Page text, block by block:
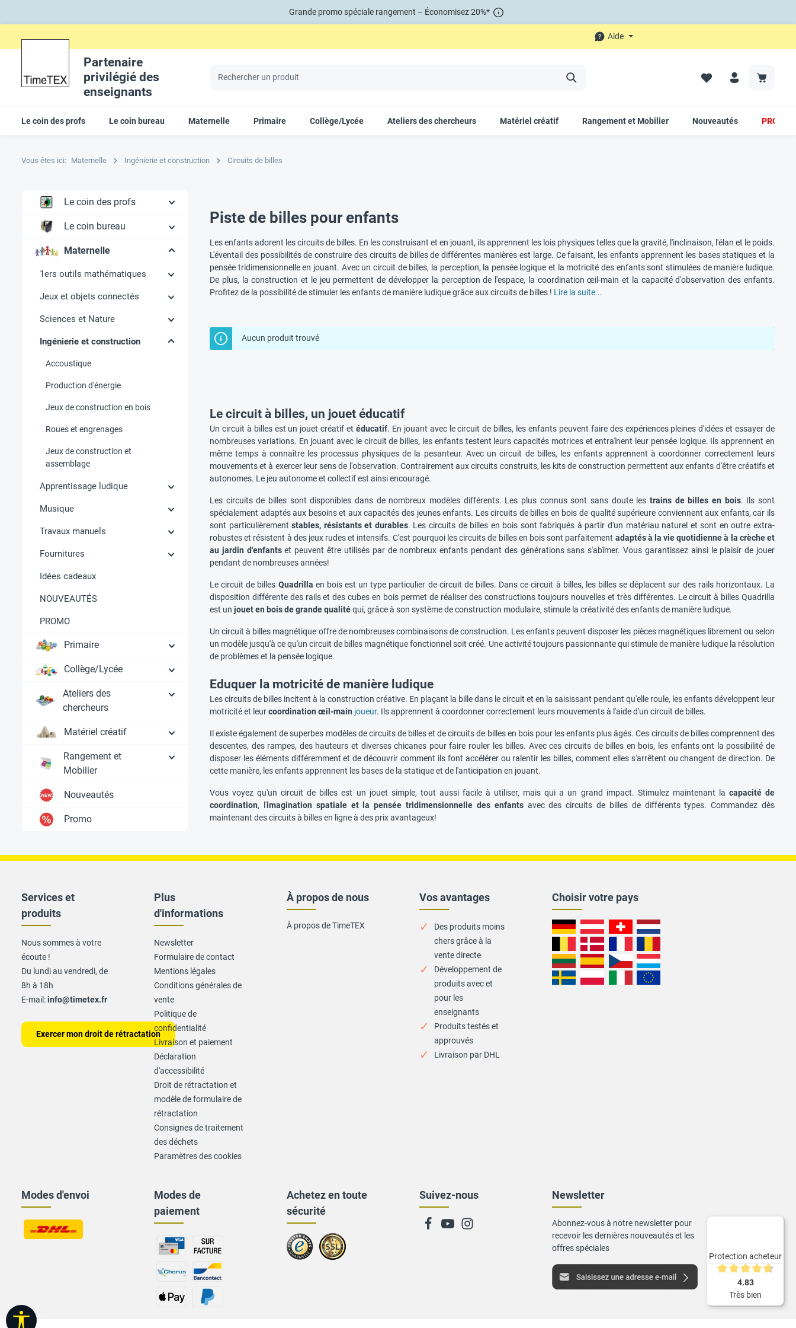
Grande promo spéciale rangement – Économisez 20%*
Aide
Partenaire
privilégié des
enseignants
Le coin des profs Le coin bureau Maternelle Primaire Collège/Lycée Ateliers des chercheurs Matériel créatif Rangement et Mobilier Nouveautés PROMO
Vous êtes ici: Maternelle Ingénierie et construction Circuits de billes
Le coin des profs
Le coin bureau
Maternelle
1ers outils mathématiques
Jeux et objets connectés
Sciences et Nature
Ingénierie et construction
Accoustique
Production d'énergie
Jeux de construction en bois
Roues et engrenages
Jeux de construction et
assemblage
Apprentissage ludique
Musique
Travaux manuels
Fournitures
Idées cadeaux
NOUVEAUTÉS
PROMO
Primaire
Collège/Lycée
Ateliers des
chercheurs
Matériel créatif
Rangement et
Mobilier
Nouveautés
Promo
Piste de billes pour enfants
Les enfants adorent les circuits de billes. En les construisant et en jouant, ils apprennent les lois physiques telles que la gravité, l'inclinaison, l'élan et le poids.
L'éventail des possibilités de construire des circuits de billes de différentes manières est large. Ce faisant, les enfants apprennent les bases statiques et la
pensée tridimensionnelle en jouant. Avec un circuit de billes, la perception, la pensée logique et la motricité des enfants sont stimulées de manière ludique.
De plus, la construction et le jeu permettent de développer la perception de l'espace, la coordination œil-main et la capacité d'observation des enfants.
Profitez de la possibilité de stimuler les enfants de manière ludique grâce aux circuits de billes ! Lire la suite...
Aucun produit trouvé
Le circuit à billes, un jouet éducatif
Un circuit à billes est un jouet créatif et éducatif. En jouant avec le circuit de billes, les enfants peuvent faire des expériences pleines d'idées et essayer de
nombreuses variations. En jouant avec le circuit de billes, les enfants testent leurs capacités motrices et entraînent leur pensée logique. Ils apprennent en
même temps à connaître les processus physiques de la pesanteur. Avec un circuit de billes, les enfants apprennent à coordonner correctement leurs
mouvements et à exercer leur sens de l'observation. Contrairement aux circuits construits, les kits de construction permettent aux enfants d'être créatifs et
autonomes. Le jeu autonome et collectif est ainsi encouragé.
Les circuits de billes sont disponibles dans de nombreux modèles différents. Les plus connus sont sans doute les trains de billes en bois. Ils sont
spécialement adaptés aux besoins et aux capacités des jeunes enfants. Les circuits de billes en bois de qualité supérieure conviennent aux enfants, car ils
sont particulièrementstables, résistants et durables. Les circuits de billes en bois sont fabriqués à partir d'un matériau naturel et sont en outre extra-
robustes et résistent à des jeux rudes et intensifs. C'est pourquoi les circuits de billes en bois sont parfaitement adaptés à la vie quotidienne à la crèche et
au jardin d'enfantset peuvent être utilisés par de nombreux enfants pendant des générations sans s'abîmer. Vous garantissez ainsi le plaisir de jouer
pendant de nombreuses années!
Le circuit de billes Quadrilla en bois est un type particulier de circuit de billes. Dans ce circuit à billes, les billes se déplacent sur des rails horizontaux. La
disposition différente des rails et des cubes en bois permet de réaliser des constructions toujours nouvelles et très différentes. Le circuit à billes Quadrilla
est un jouet en bois de grande qualitéqui, grâce à son système de construction modulaire, stimule la créativité des enfants de manière ludique.
Un circuit à billes magnétique offre de nombreuses combinaisons de construction. Les enfants peuvent disposer les pièces magnétiques librement ou selon
un modèle jusqu'à ce qu'un circuit de billes magnétique fonctionnel soit créé. Une activité toujours passionnante qui stimule de manière ludique la résolution
de problèmes et la pensée logique.
Eduquer la motricité de manière ludique
Les circuits de billes incitent à la construction créative. En plaçant la bille dans le circuit et en la saisissant pendant qu'elle roule, les enfants développent leur
motricité et leurcoordination œil-main joueur. Ils apprennent à coordonner correctement leurs mouvements à l'aide d'un circuit de billes.
Il existe également de superbes modèles de circuits de billes et de circuits de billes en bois pour les enfants plus âgés. Ces circuits de billes comprennent des
descentes, des rampes, des hauteurs et diverses chicanes pour faire rouler les billes. Avec ces circuits de billes en bois, les enfants ont la possibilité de
disposer les éléments différemment et de découvrir comment ils font accélérer ou ralentir les billes, comment elles s'arrêtent ou changent de direction. De
cette manière, les enfants apprennent les bases de la statique et de l'anticipation en jouant.
Vous voyez qu'un circuit de billes est un jouet simple, tout aussi facile à utiliser, mais qui a un grand impact. Stimulez maintenant la capacité de
coordination, l'imagination spatiale et la pensée tridimensionnelle des enfantsavec des circuits de billes de différents types. Commandez dès
maintenant des circuits à billes en ligne à des prix avantageux!
Suivez-nous
Vos avantages
Des produits moins
chers grâce à la
vente directe
Développement de
produits avec et
pour les
enseignants
Produits testés et
approuvés
Livraison par DHL
Choisir votre pays
Achetez en toute
sécurité
Zu
trusted
À propos de nous
À propos de TimeTEX
Newsletter
Abonnez-vous à notre newsletter pour
recevoir les dernières nouveautés et les
offres spéciales
Services et
produits
Nous sommes à votre
écoute !
Du lundi au vendredi, de
8h à 18h
E-mail:info@timetex.fr
Exercer mon droit de rétractation
Plus
d'informations
Newsletter
Formulaire de contact
Mentions légales
Conditions générales de
vente
Politique de
confidentialité
Livraison et paiement
Déclaration
d'accessibilité
Droit de rétractation et
modèle de formulaire de
rétractation
Consignes de traitement
des déchets
Paramètres des cookies
Modes de
paiement
Modes d'envoi
Afficher la barre d'outils
Protection acheteur
Note moyenne de
4.83
Très bien